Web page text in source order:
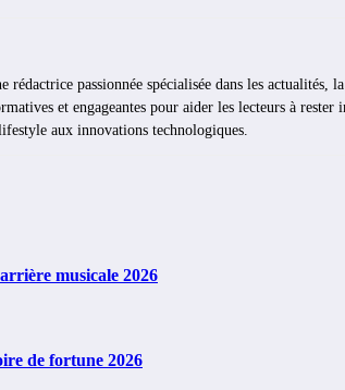
rédactrice passionnée spécialisée dans les actualités,
et engageantes pour aider les lecteurs à
aux innovations technologiques.
musicale 2026
de fortune 2026